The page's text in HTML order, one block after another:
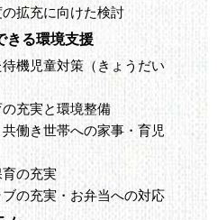
拡充に向けた検討
きる環境支援
機児童対策（きょうだい
充実と環境整備
働き世帯への家事・育児
の充実
の充実・お弁当への対応